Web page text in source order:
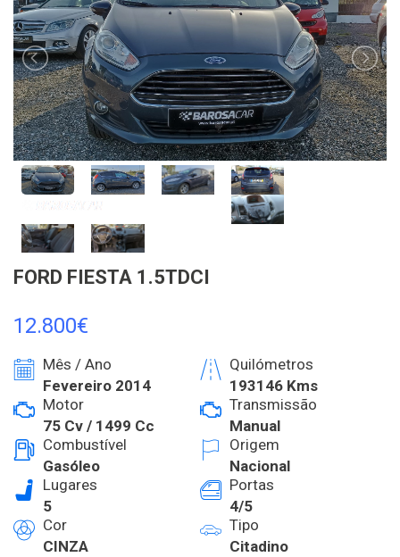
FORD FIESTA 1.5TDCI
12.800€
Mês / Ano
Fevereiro 2014
Quilómetros
193146 Kms
Motor
75 Cv / 1499 Cc
Transmissão
Manual
Combustível
Gasóleo
Origem
Nacional
Lugares
5
Portas
4/5
Cor
CINZA
Tipo
Citadino